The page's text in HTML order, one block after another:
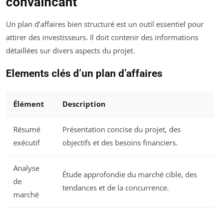
Un plan d’affaires bien structuré est un outil essentiel pour
attirer des investisseurs. Il doit contenir des informations
détaillées sur divers aspects du projet.
Elements clés d’un plan d’affaires
Élément Description
Résumé
exécutif
Présentation concise du projet, des
objectifs et des besoins financiers.
Analyse
de
marché
Étude approfondie du marché cible, des
tendances et de la concurrence.